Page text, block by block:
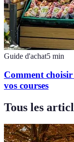
Guide d'achat5 min
Comment
vos courses
Tous les